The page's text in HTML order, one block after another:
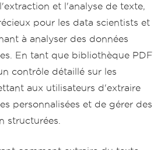
et l'analyse de texte,
pour les data scientists et
à analyser des données
En tant que bibliothèque PDF
contrôle détaillé sur les
aux utilisateurs d'extraire
personnalisées et de gérer des
structurées.